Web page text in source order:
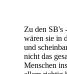
Zu den SB's
wären sie in
und
nicht das
Menschen